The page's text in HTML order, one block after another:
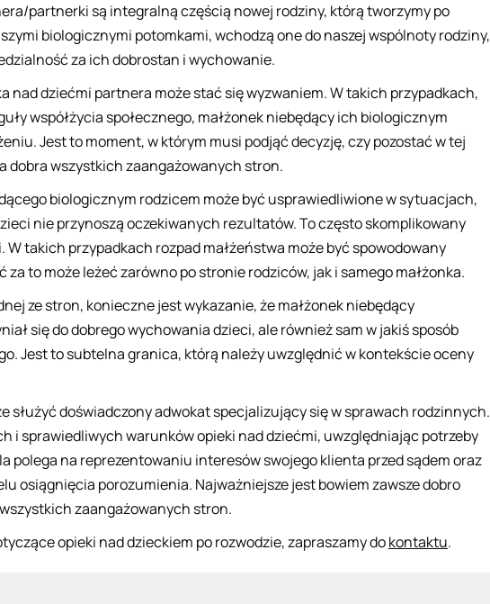
partnerki są integralną częścią nowej rodziny, którą tworzymy po
biologicznymi potomkami, wchodzą one do naszej wspólnoty rodziny,
za ich dobrostan i wychowanie.
nad dziećmi partnera może stać się wyzwaniem. W takich przypadkach,
współżycia społecznego, małżonek niebędący ich biologicznym
Jest to moment, w którym musi podjąć decyzję, czy pozostać w tej
dobra wszystkich zaangażowanych stron.
biologicznym rodzicem może być usprawiedliwione w sytuacjach,
nie przynoszą oczekiwanych rezultatów. To często skomplikowany
takich przypadkach rozpad małżeństwa może być spowodowany
to może leżeć zarówno po stronie rodziców, jak i samego małżonka.
ze stron, konieczne jest wykazanie, że małżonek niebędący
się do dobrego wychowania dzieci, ale również sam w jakiś sposób
Jest to subtelna granica, którą należy uwzględnić w kontekście oceny
doświadczony adwokat specjalizujący się w sprawach rodzinnych.
i sprawiedliwych warunków opieki nad dziećmi, uwzględniając potrzeby
polega na reprezentowaniu interesów swojego klienta przed sądem oraz
osiągnięcia porozumienia. Najważniejsze jest bowiem zawsze dobro
zaangażowanych stron.
opieki nad dzieckiem po rozwodzie, zapraszamy dokontaktu.